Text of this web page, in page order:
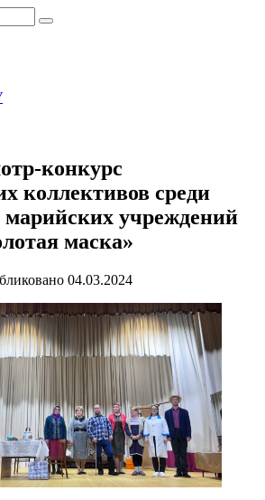
конкурс
коллективов среди
марийских учреждений
маска»
04.03.2024